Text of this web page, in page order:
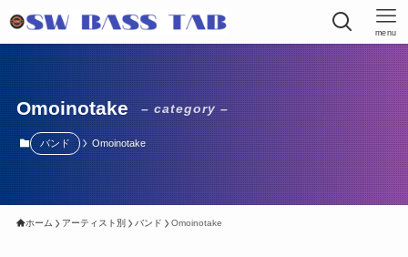
menu
Omoinotake – category –
バンド Omoinotake
ホーム アーティスト別 バンド Omoinotake